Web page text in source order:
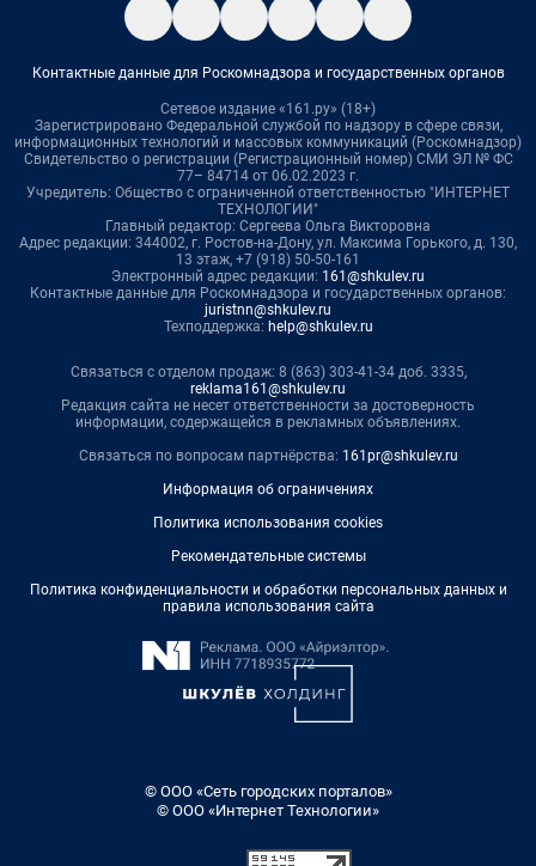
Контактные данные для Роскомнадзора и государственных органов
Сетевое издание «161.ру» (18+)
Зарегистрировано Федеральной службой по надзору в сфере связи,
информационных технологий и массовых коммуникаций (Роскомнадзор)
Свидетельство о регистрации (Регистрационный номер) СМИ ЭЛ № ФС
77– 84714 от 06.02.2023 г.
Учредитель: Общество с ограниченной ответственностью "ИНТЕРНЕТ
ТЕХНОЛОГИИ"
Главный редактор: Сергеева Ольга Викторовна
Адрес редакции: 344002, г. Ростов-на-Дону, ул. Максима Горького, д. 130,
13 этаж, +7 (918) 50-50-161
Электронный адрес редакции: 161@shkulev.ru
Контактные данные для Роскомнадзора и государственных органов:
juristnn@shkulev.ru
Техподдержка: help@shkulev.ru
Связаться с отделом продаж: 8 (863) 303-41-34 доб. 3335,
reklama161@shkulev.ru
Редакция сайта не несет ответственности за достоверность
информации, содержащейся в рекламных объявлениях.
Связаться по вопросам партнёрства: 161pr@shkulev.ru
Информация об ограничениях
Политика использования cookies
Рекомендательные системы
Политика конфиденциальности и обработки персональных данных и
правила использования сайта
© ООО «Сеть городских порталов»
© ООО «Интернет Технологии»